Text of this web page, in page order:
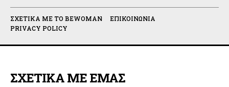
ΣΧΕΤΙΚΆ ΜΕ ΤΟ BEWOMAN
ΕΠΙΚΟΙΝΩΝΊΑ
PRIVACY POLICY
ΣΧΕΤΙΚΑ ΜΕ ΕΜΑΣ